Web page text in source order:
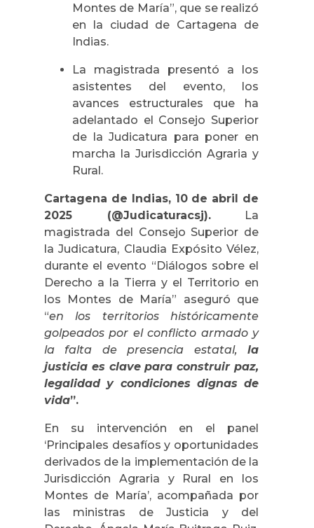
Montes de María”, que se realizó
en la ciudad de Cartagena de
Indias.
La magistrada presentó a los
asistentes del evento, los
avances estructurales que ha
adelantado el Consejo Superior
de la Judicatura para poner en
marcha la Jurisdicción Agraria y
Rural.
Cartagena de Indias, 10 de abril de
2025 (@Judicaturacsj).La
magistrada del Consejo Superior de
la Judicatura, Claudia Expósito Vélez,
durante el evento “Diálogos sobre el
Derecho a la Tierra y el Territorio en
los Montes de María” aseguró que
“en los territorios históricamente
golpeados por el conflicto armado y
la falta de presencia estatal, la
justicia es clave para construir paz,
legalidad y condiciones dignas de
vida”.
En su intervención en el panel
‘Principales desafíos y oportunidades
derivados de la implementación de la
Jurisdicción Agraria y Rural en los
Montes de María’, acompañada por
las ministras de Justicia y del